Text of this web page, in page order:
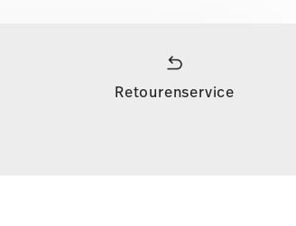
Retourenservice